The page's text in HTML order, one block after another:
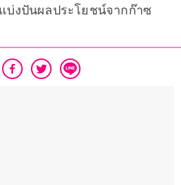
บ่งปันผลประโยชน์จากก๊าซ